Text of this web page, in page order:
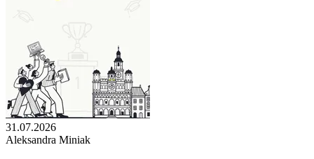
31.07.2026
Aleksandra Miniak